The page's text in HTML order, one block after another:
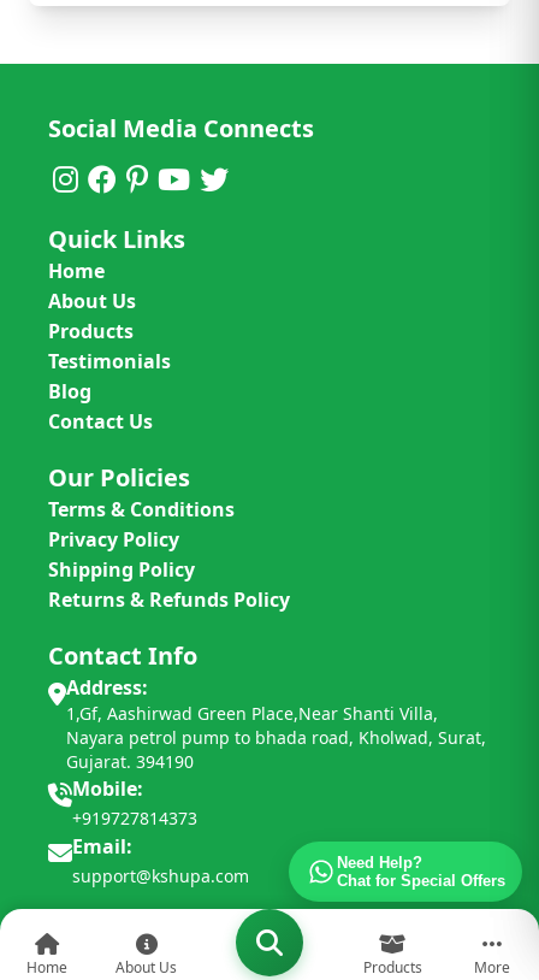
Social Media Connects
Quick Links
Home
About Us
Products
Testimonials
Blog
Contact Us
Our Policies
Terms & Conditions
Privacy Policy
Shipping Policy
Returns & Refunds Policy
Contact Info
Address:
1,Gf, Aashirwad Green Place,Near Shanti Villa,
Nayara petrol pump to bhada road, Kholwad, Surat,
Gujarat. 394190
Mobile:
+919727814373
Email:
support@kshupa.com
Need Help?
Chat for Special Offers
Home About Us Products More